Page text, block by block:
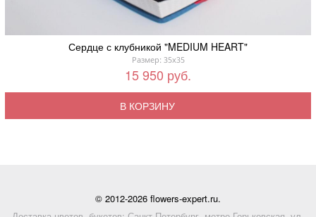
Сердце с клубникой "MEDIUM HEART"
Размер: 35x35
15 950 руб.
В КОРЗИНУ
© 2012-2026 flowers-expert.ru.